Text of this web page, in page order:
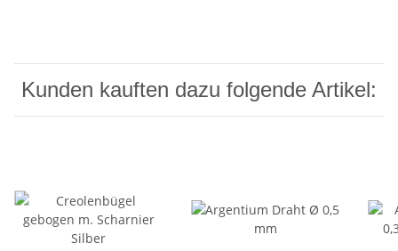
Kunden kauften dazu folgende Artikel: